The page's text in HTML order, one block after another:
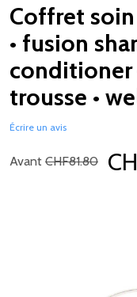
Coffret
• fusion
conditioner
trousse •
Écrire un avis
Avant CHF81.80